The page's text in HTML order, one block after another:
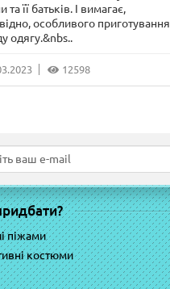
та її батьків. І вимагає,
особливого приготування
одягу.&nbs..
12598
піжами
костюми